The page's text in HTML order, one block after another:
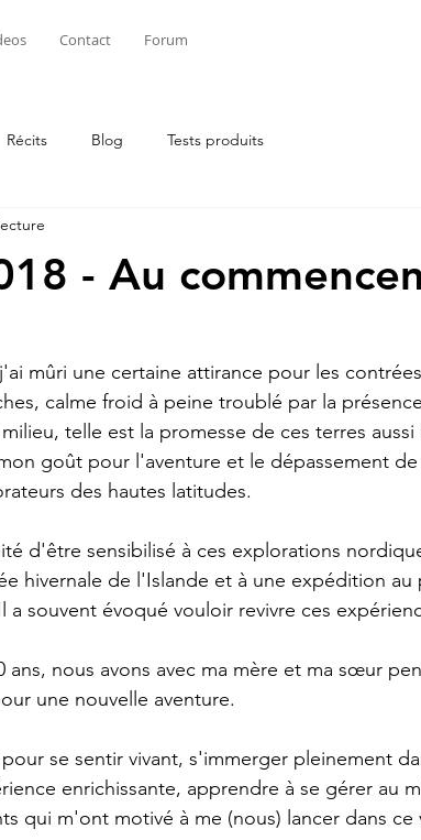
Contact Forum
Récits Blog Tests produits
- Au
mûri une certaine attirance pour les
calme froid à peine troublé par la
telle est la promesse de ces terres
goût pour l'aventure et le dépassement
des hautes latitudes.
d'être sensibilisé à ces explorations
hivernale de l'Islande et à une expédition au
souvent évoqué vouloir revivre ces
ans, nous avons avec ma mère et ma sœur
une nouvelle aventure.
se sentir vivant, s'immerger pleinement
enrichissante, apprendre à se gérer au
qui m'ont motivé à me (nous) lancer dans ce